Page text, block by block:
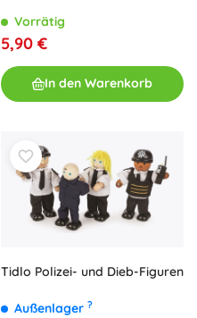
Vorrätig
5,90 €
In den Warenkorb
Tidlo Polizei- und Dieb-Figuren
Außenlager ?